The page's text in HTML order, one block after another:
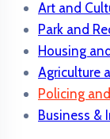
Art and
Park and
Housing
Agriculture
Policing
Business &